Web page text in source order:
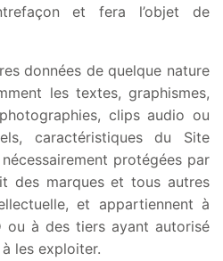
et fera l’objet de
données de quelque nature
les textes, graphismes,
clips audio ou
caractéristiques du Site
protégées par
des marques et tous autres
et appartiennent à
ou à des tiers ayant autorisé
à les exploiter.